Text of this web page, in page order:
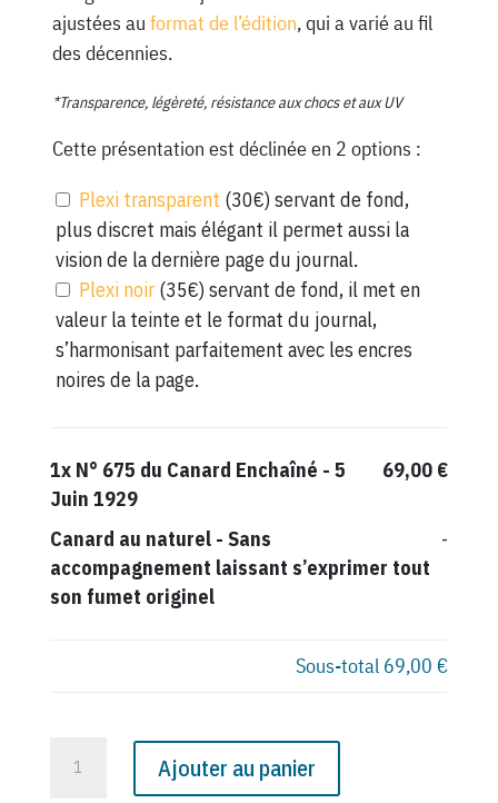
ajustées au format de l’édition, qui a varié au fil
des décennies.
*Transparence, légèreté, résistance aux chocs et aux UV
Cette présentation est déclinée en 2 options :
Plexi transparent (30€) servant de fond,
plus discret mais élégant il permet aussi la
vision de la dernière page du journal.
Plexi noir (35€) servant de fond, il met en
valeur la teinte et le format du journal,
s’harmonisant parfaitement avec les encres
noires de la page.
1x N° 675 du Canard Enchaîné - 5
Juin 1929
69,00 €
Canard au naturel- Sans
accompagnement laissant s’exprimer tout
son fumet originel
-
Sous-total 69,00 €
Ajouter au panier